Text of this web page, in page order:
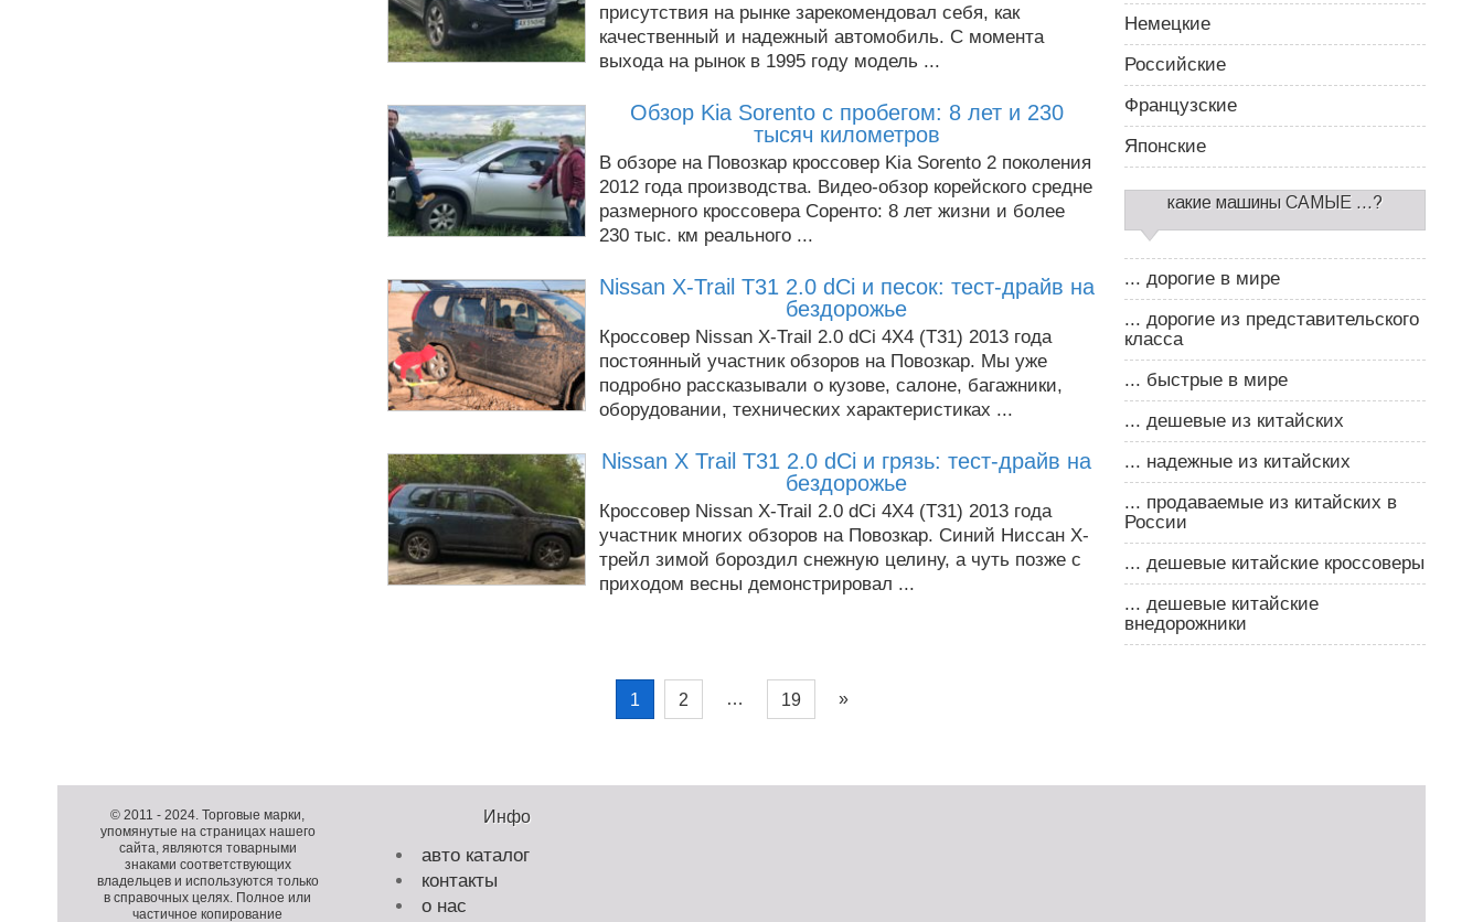
присутствия на рынке зарекомендовал себя, как
качественный и надежный автомобиль. С момента
выхода на рынок в 1995 году модель ...
Обзор Kia Sorento с пробегом: 8 лет и 230
тысяч километров
В обзоре на Повозкар кроссовер Kia Sorento 2 поколения
2012 года производства. Видео-обзор корейского средне
размерного кроссовера Соренто: 8 лет жизни и более
230 тыс. км реального ...
Nissan X-Trail T31 2.0 dCi и песок: тест-драйв на
бездорожье
Кроссовер Nissan X-Trail 2.0 dCi 4Х4 (T31) 2013 года
постоянный участник обзоров на Повозкар. Мы уже
подробно рассказывали о кузове, салоне, багажники,
оборудовании, технических характеристиках ...
Nissan X Trail T31 2.0 dCi и грязь: тест-драйв на
бездорожье
Кроссовер Nissan X-Trail 2.0 dCi 4Х4 (T31) 2013 года
участник многих обзоров на Повозкар. Синий Ниссан Х-
трейл зимой бороздил снежную целину, а чуть позже с
приходом весны демонстрировал ...
п
о
1 2 … 19 »
Немецкие
Российские
Французские
Японские
какие машины САМЫЕ ...?
... дорогие в мире
... дорогие из представительского
класса
... быстрые в мире
... дешевые из китайских
... надежные из китайских
... продаваемые из китайских в
России
... дешевые китайские кроссоверы
... дешевые китайские
внедорожники
о
и
р
© 2011 -2024. Торговые марки,
упомянутые на страницах нашего
сайта, являются товарными
знаками соответствующих
владельцев и используются только
в справочных целях. Полное или
частичное копирование
Инфо
авто каталог
контакты
о нас